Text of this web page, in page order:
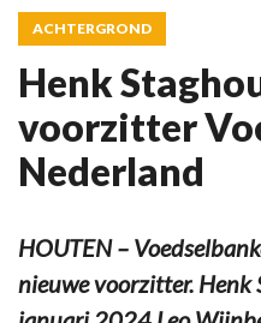
ACHTERGROND
Henk
voorzitter
Nederland
HOUTEN –
nieuwe voorzitter. Henk